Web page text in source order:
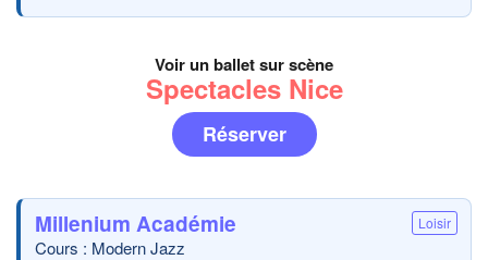
Voir un ballet sur scène
Spectacles Nice
Réserver
Millenium Académie Loisir
Cours : Modern Jazz